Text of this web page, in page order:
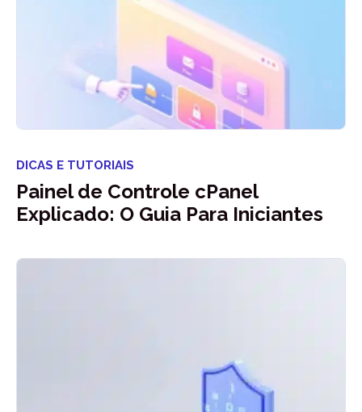
DICAS E TUTORIAIS
Painel de Controle cPanel
Explicado: O Guia Para Iniciantes